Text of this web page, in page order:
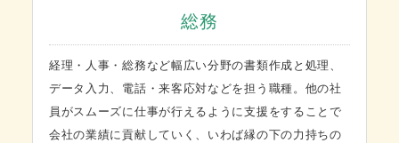
総務
経理・人事・総務など幅広い分野の書類作成と処理、
データ入力、電話・来客応対などを担う職種。他の社
員がスムーズに仕事が行えるように支援をすることで
会社の業績に貢献していく、いわば縁の下の力持ちの